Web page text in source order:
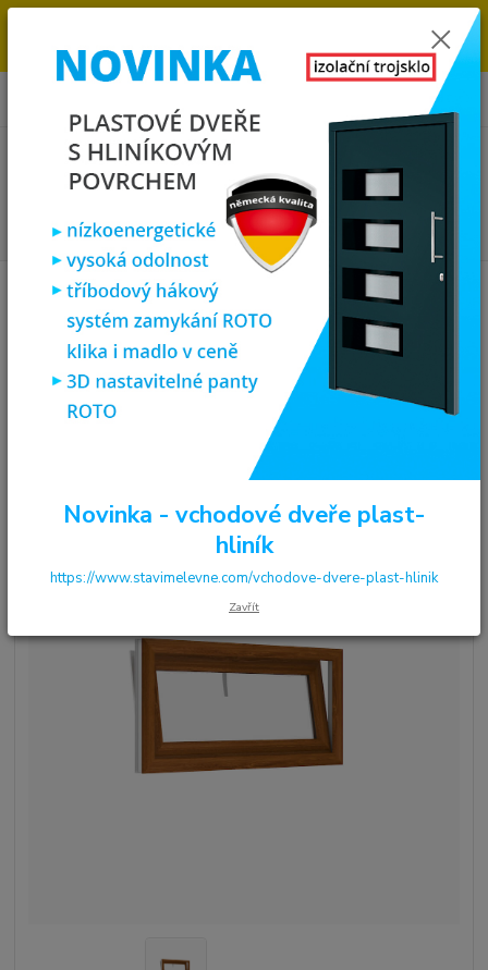
OBJEDNÁVKOU. MÁME 7 000 OKEN A DVEŘÍ SKLADEM U NÁS V
KLATOVECH.
0
0,00 Kč
Plastová okna
plastové okno sklepní 150x50cm, sklopné, zlatý
dub/bílá, PREMIUM 7000
plastové okno sklepní 150x50cm,
sklopné, zlatý dub/bílá, PREMIUM
7000
Novinka - vchodové dveře plast-
hliník
https://www.stavimelevne.com/vchodove-dvere-plast-hlinik
Zavřít